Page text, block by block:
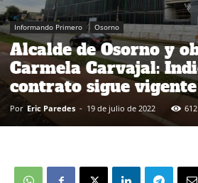
Informando Primero Osorno
Alcalde de Osorno y
Carmela Carvajal:
contrato sigue vigente
Por Eric Paredes - 19 de julio de 2022 612